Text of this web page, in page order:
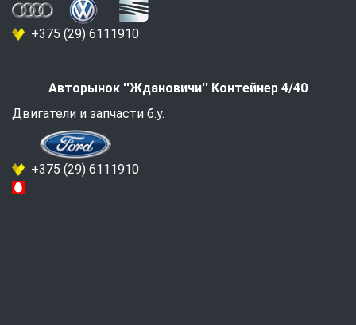
+375 (29) 6111910
Авторынок ''Ждановичи'' Контейнер 4/40
Двигатели и запчасти б.у.
+375 (29) 6111910